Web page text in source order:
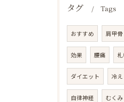
タグ Tags
おすすめ 肩甲骨
効果 腰痛
ダイエット 冷え
自律神経 むくみ